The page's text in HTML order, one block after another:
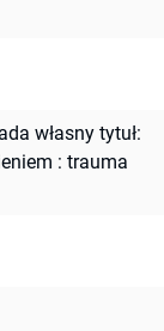
własny tytuł:
: trauma